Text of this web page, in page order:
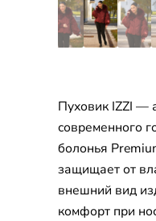
Пуховик IZZI —
современного
болонья
защищает от
внешний вид
комфорт при